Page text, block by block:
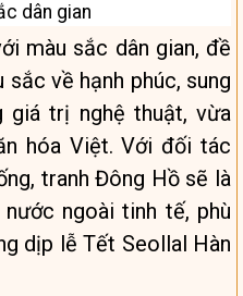
dân gian
màu sắc dân gian, đề
về hạnh phúc, sung
giá trị nghệ thuật, vừa
hóa Việt. Với đối tác
tranh Đông Hồ sẽ là
ngoài tinh tế, phù
dịp lễ Tết Seollal Hàn